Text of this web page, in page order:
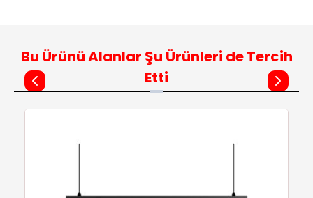
Bu Ürünü Alanlar Şu Ürünleri de Tercih
Etti